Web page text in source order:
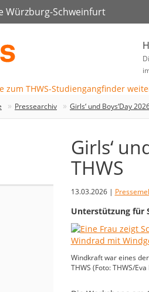
Würzburg-Schweinfurt
Pressearchiv Girls‘ und Boys‘Day
Girls‘
THWS
13.03.2026 |
Unterstützung für
Windkraft war eines
THWS (Foto: THWS/Eva